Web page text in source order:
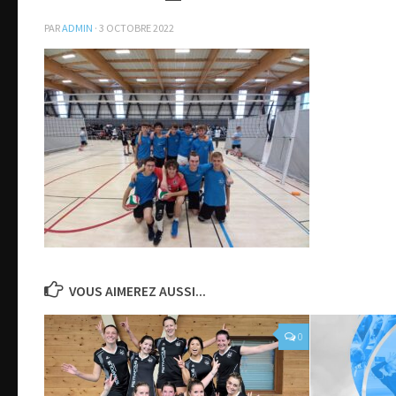
PARADMIN · 3 OCTOBRE 2022
VOUS AIMEREZ AUSSI...
0